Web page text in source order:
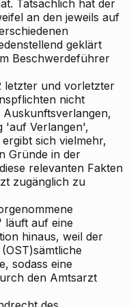
Tatsächlich hat der
an den jeweils auf
geklärt
Beschwerdeführer
letzter und vorletzter
nicht
'auf Verlangen',
sich vielmehr,
Gründe in der
relevanten Fakten
zugänglich zu
läuft auf eine
hinaus, weil der
sodass eine
den Amtsarzt